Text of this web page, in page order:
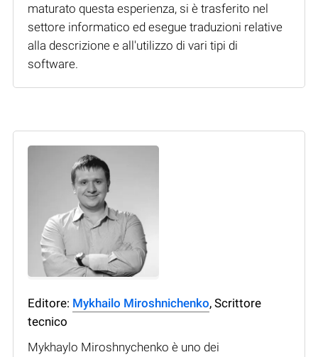
maturato questa esperienza, si è trasferito nel
settore informatico ed esegue traduzioni relative
alla descrizione e all'utilizzo di vari tipi di
software.
Editore: Mykhailo Miroshnichenko, Scrittore
tecnico
Mykhaylo Miroshnychenko è uno dei